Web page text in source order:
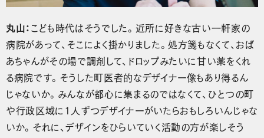
丸山：こども時代はそうでした。近所に好きな古い一軒家の
病院があって、そこによく掛かりました。処方箋もなくて、おば
あちゃんがその場で調剤して、ドロップみたいに甘い薬をくれ
る病院です。そうした町医者的なデザイナー像もあり得るん
じゃないか。みんなが都心に集まるのではなくて、ひとつの町
や行政区域に1人ずつデザイナーがいたらおもしろいんじゃな
いか。それに、デザインをひらいていく活動の方が楽しそう